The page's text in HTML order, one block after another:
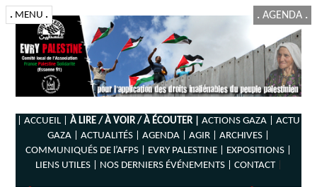
. MENU . . AGENDA .
| ACCUEIL | À LIRE / À VOIR / À ÉCOUTER | ACTIONS GAZA |
ACTU
GAZA |
ACTUALITÉS | AGENDA | AGIR |
ARCHIVES |
COMMUNIQUÉS DE l’AFPS |
EVRY PALESTINE |
EXPOSITIONS |
LIENS UTILES |
NOS DERNIERS ÉVÉNEMENTS | CONTACT|